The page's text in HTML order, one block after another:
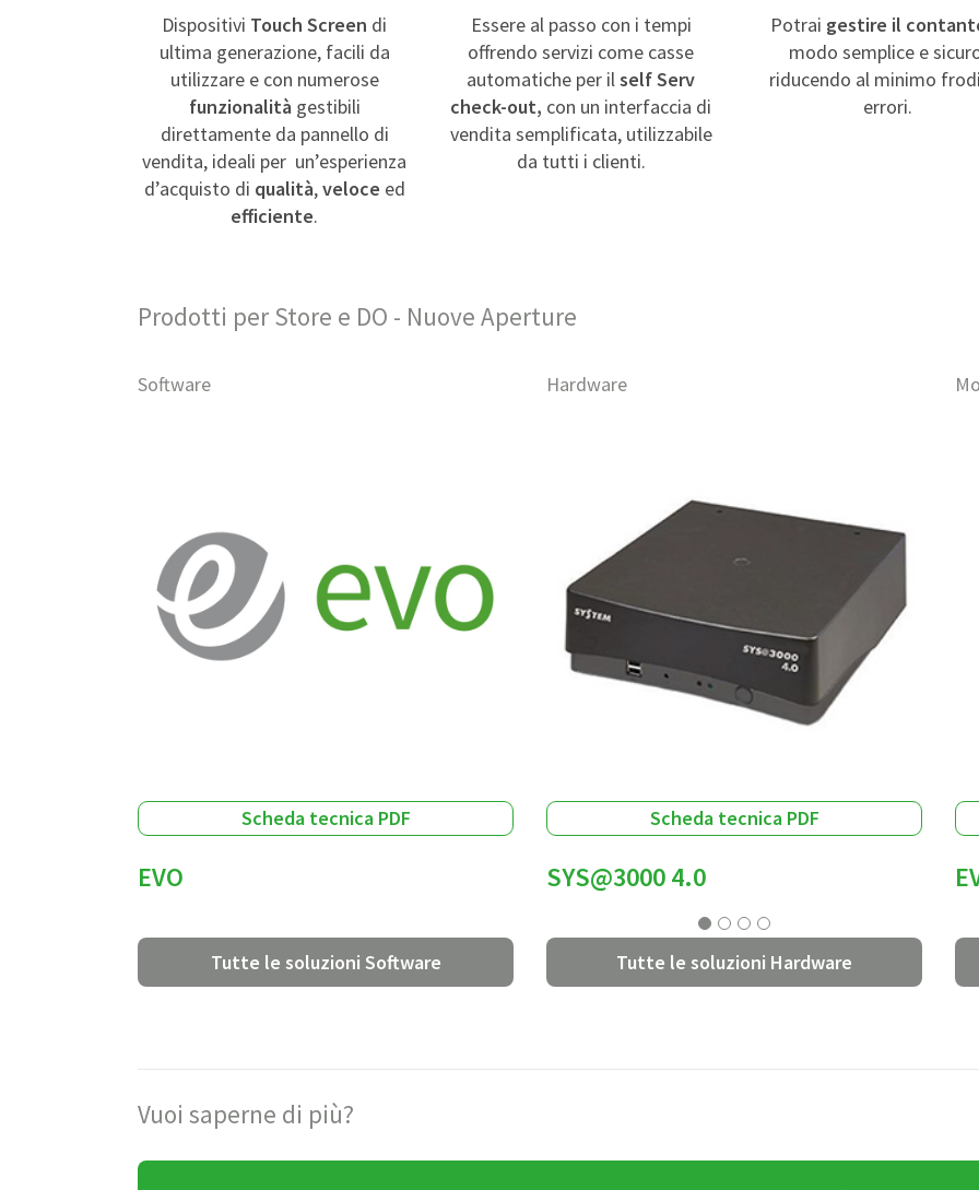
Dispositivi Touch Screen di
ultima generazione, facili da
utilizzare e con numerose
funzionalità gestibili
direttamente da pannello di
vendita, ideali per un’esperienza
d’acquisto di qualità,veloce ed
efficiente.
Essere al passo con i tempi
offrendo servizi come casse
automatiche per ilself Serv
check-out, con un interfaccia di
vendita semplificata, utilizzabile
da tutti i clienti.
Potrai gestire il
modo semplice e
riducendo al minimo
errori.
Prodotti per Store e DO - Nuove Aperture
Software
Scheda tecnica PDF
EVO
Tutte le soluzioni Software
Hardware
Scheda tecnica PDF
SYS@3000 4.0
Tutte le soluzioni Hardware
Vuoi saperne di più?